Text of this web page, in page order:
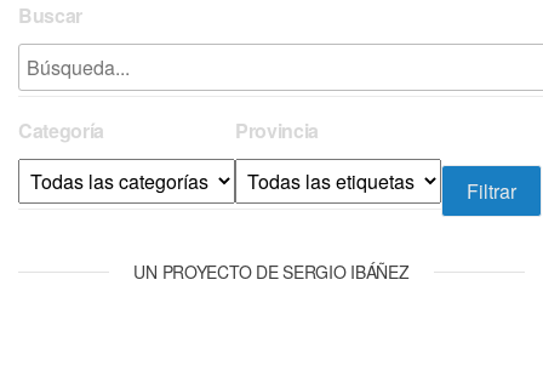
Buscar
Categoría Provincia
UN PROYECTO DE SERGIO IBÁÑEZ